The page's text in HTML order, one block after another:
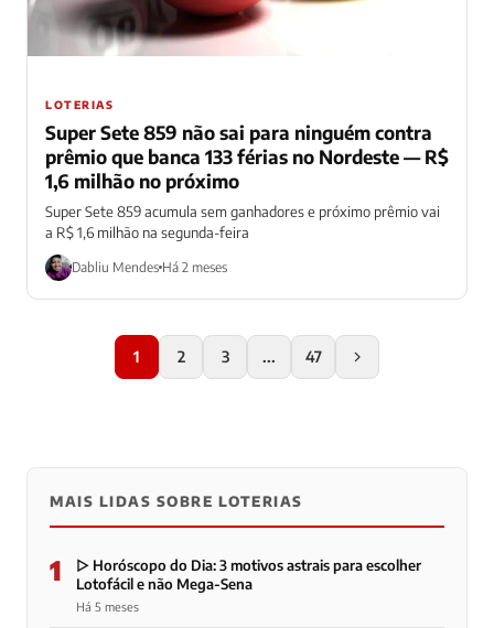
LOTERIAS
Super Sete 859 não sai para ninguém contra
prêmio que banca 133 férias no Nordeste — R$
1,6 milhão no próximo
Super Sete 859 acumula sem ganhadores e próximo prêmio vai
a R$ 1,6 milhão na segunda-feira
Dabliu Mendes Há 2 meses
1 2 3 ... 47
MAIS LIDAS SOBRE LOTERIAS
1
▷ Horóscopo do Dia: 3 motivos astrais para escolher
Lotofácil e não Mega-Sena
Há 5 meses